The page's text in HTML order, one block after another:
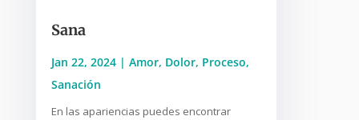
Sana
Jan 22, 2024| Amor, Dolor, Proceso,
Sanación
En las apariencias puedes encontrar